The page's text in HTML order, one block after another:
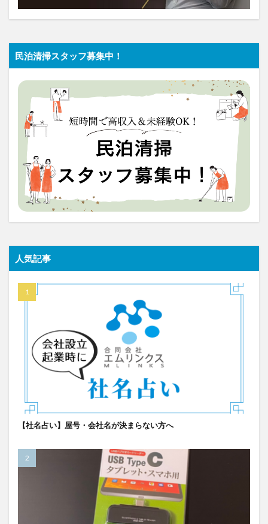
民泊清掃スタッフ募集中！
人気記事
【社名占い】屋号・会社名が決まらない方へ